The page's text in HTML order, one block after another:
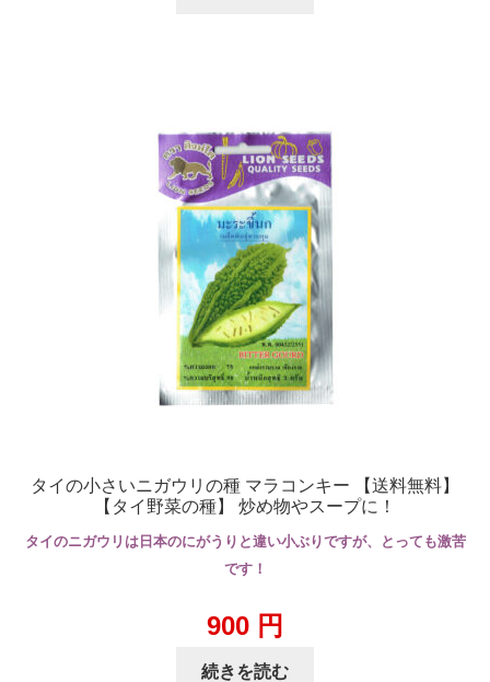
タイの小さいニガウリの種 マラコンキー 【送料無料】
【タイ野菜の種】 炒め物やスープに！
タイのニガウリは日本のにがうりと違い小ぶりですが、とっても激苦
です！
900 円
続きを読む